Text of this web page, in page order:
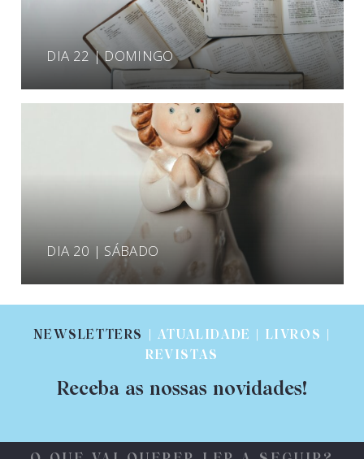
DIA 22 | DOMINGO
DIA 20 | SÁBADO
NEWSLETTERS
| ATUALIDADE | LIVROS |
REVISTAS
Receba as nossas novidades!